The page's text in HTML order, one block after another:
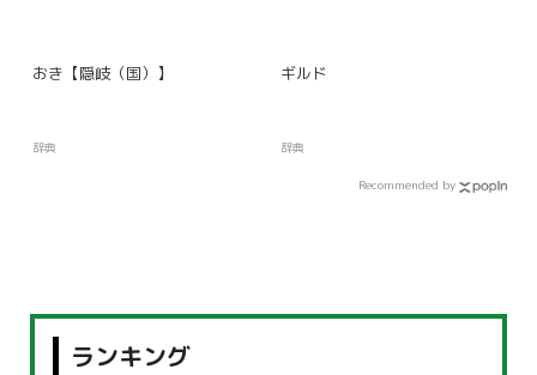
おき【隠岐（国）】
辞典
ギルド
辞典
Recommended by
ランキング